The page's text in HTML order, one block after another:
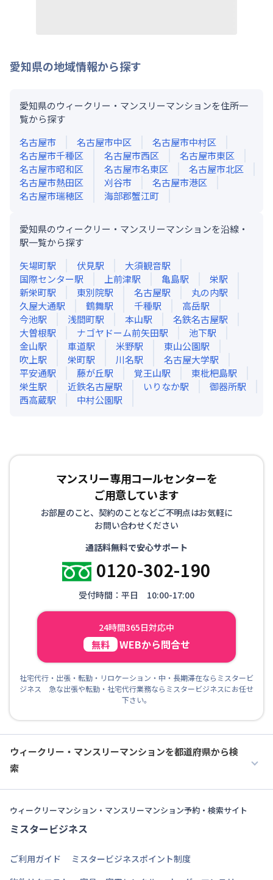
愛知県の地域情報から探す
愛知県のウィークリー・マンスリーマンションを住所一
覧から探す
名古屋市
名古屋市中区
名古屋市中村区
名古屋市千種区
名古屋市西区
名古屋市東区
名古屋市昭和区
名古屋市名東区
名古屋市北区
名古屋市熱田区
刈谷市
名古屋市港区
名古屋市瑞穂区
海部郡蟹江町
愛知県のウィークリー・マンスリーマンションを沿線・
駅一覧から探す
矢場町駅 伏見駅 大須観音駅
国際センター駅 上前津駅 亀島駅 栄駅
新栄町駅 東別院駅 名古屋駅 丸の内駅
久屋大通駅 鶴舞駅 千種駅 高岳駅
今池駅 浅間町駅 本山駅 名鉄名古屋駅
大曽根駅 ナゴヤドーム前矢田駅 池下駅
金山駅 車道駅 米野駅 東山公園駅
吹上駅 栄町駅 川名駅 名古屋大学駅
平安通駅 藤が丘駅 覚王山駅 東枇杷島駅
栄生駅 近鉄名古屋駅 いりなか駅 御器所駅
西高蔵駅 中村公園駅
マンスリー専用コールセンターを
ご用意しています
お部屋のこと、契約のことなどご不明点はお気軽に
お問い合わせください
通話料無料で安心サポート
0120-302-190
受付時間：平日 10:00-17:00
24時間365日対応中
無料 WEBから問合せ
社宅代行・出張・転勤・リロケーション・中・長期滞在ならミスタービ
ジネス 急な出張や転勤・社宅代行業務ならミスタービジネスにお任せ
下さい。
ウィークリー・マンスリーマンションを都道府県から検
索
ウィークリーマンション・マンスリーマンション予約・検索サイト
ミスタービジネス
ご利用ガイド
ミスタービジネスポイント制度